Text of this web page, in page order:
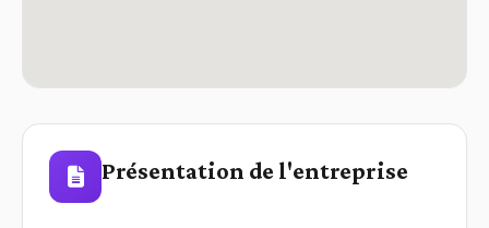
Présentation de l'entreprise